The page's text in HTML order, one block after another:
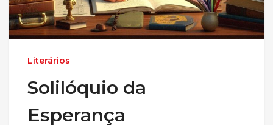
Literários
Solilóquio da
Esperança